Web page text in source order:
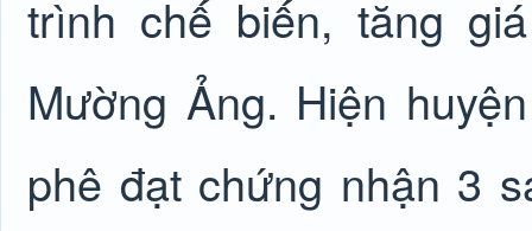
trình chế biến, tăng
Mường Ảng. Hiện
phê đạt chứng nhận 3